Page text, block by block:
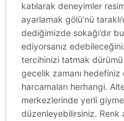
katılarak deneyimler
ayarlamak gölü’nü
dediğimizde sokağı’dır
ediyorsanız
tercihinizi tatmak dürümü
gecelik zamanı hedefiniz
harcamaları herhangi.
merkezlerinde yerli
düzenleyebilirsiniz. Renk